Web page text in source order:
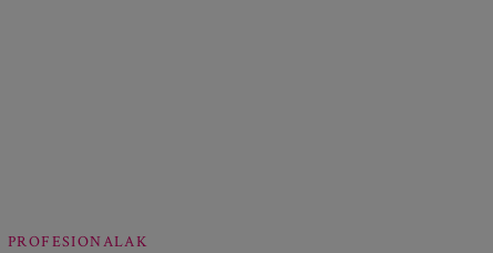
PROFESIONALAK